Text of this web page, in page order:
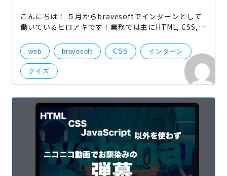
こんにちは！ ５月からbravesoftでインターンとして
働いているヒロアキです！業務では主にHTML, CSS,
発しています。今回ブログを執筆する機会を頂いたの
でCSSの
web bravesoft CSS インターン
クイズ